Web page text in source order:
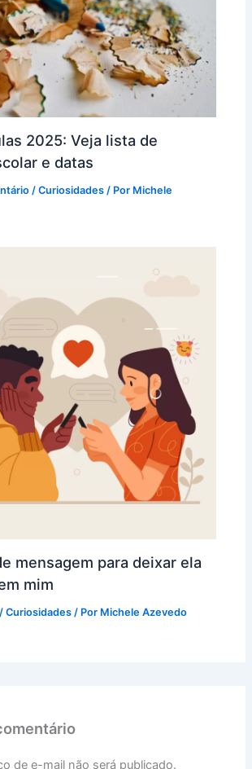
2025: Veja lista de
e datas
/Curiosidades / Por Michele
mensagem para deixar ela
mim
/Curiosidades / Por Michele Azevedo
de e-mail não será publicado.